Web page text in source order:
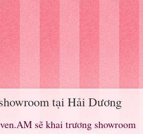
tại Hải Dương
sẽ khai trương showroom